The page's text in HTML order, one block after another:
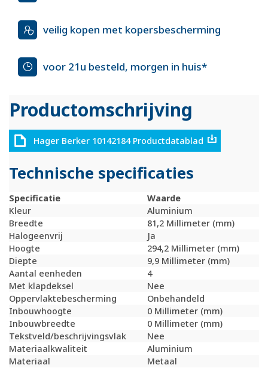
veilig kopen met kopersbescherming
voor 21u besteld, morgen in huis*
Productomschrijving
Hager Berker 10142184 Productdatablad
Technische specificaties
Specificatie
Waarde
Kleur
Aluminium
Breedte
81,2 Millimeter (mm)
Halogeenvrij
Ja
Hoogte
294,2 Millimeter (mm)
Diepte
9,9 Millimeter (mm)
Aantal eenheden
4
Met klapdeksel
Nee
Oppervlaktebescherming
Onbehandeld
Inbouwhoogte
0 Millimeter (mm)
Inbouwbreedte
0 Millimeter (mm)
Tekstveld/beschrijvingsvlak
Nee
Materiaalkwaliteit
Aluminium
Materiaal
Metaal